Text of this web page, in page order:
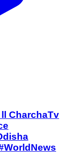
CharchaTv